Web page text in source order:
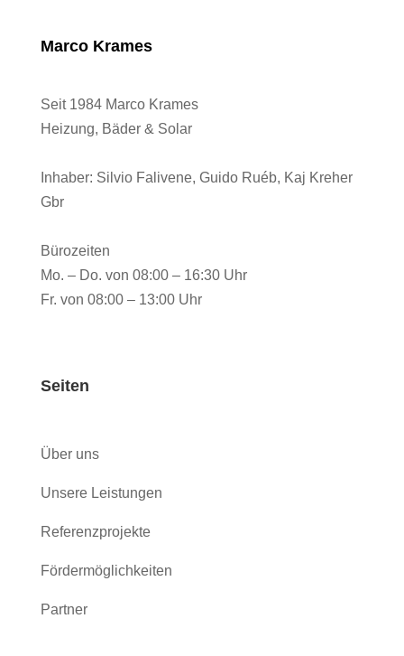
Marco Krames
Seit 1984 Marco Krames
Heizung, Bäder & Solar
Inhaber: Silvio Falivene, Guido Ruéb, Kaj Kreher
Gbr
Bürozeiten
Mo. – Do. von 08:00 – 16:30 Uhr
Fr. von 08:00 – 13:00 Uhr
Seiten
Über uns
Unsere Leistungen
Referenzprojekte
Fördermöglichkeiten
Partner